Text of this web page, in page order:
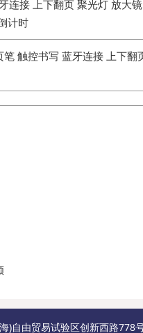
连接 上下翻页 聚光灯 放大
计时
笔 触控书写 蓝牙连接 上下翻
)自由贸易试验区创新西路778